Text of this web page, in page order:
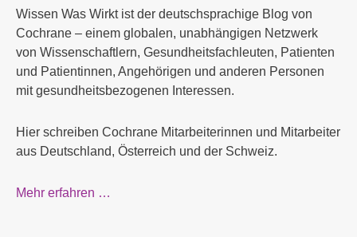
Wissen Was Wirkt ist der deutschsprachige Blog von
Cochrane – einem globalen, unabhängigen Netzwerk
von Wissenschaftlern, Gesundheitsfachleuten, Patienten
und Patientinnen, Angehörigen und anderen Personen
mit gesundheitsbezogenen Interessen.
Hier schreiben Cochrane Mitarbeiterinnen und Mitarbeiter
aus Deutschland, Österreich und der Schweiz.
Mehr erfahren …